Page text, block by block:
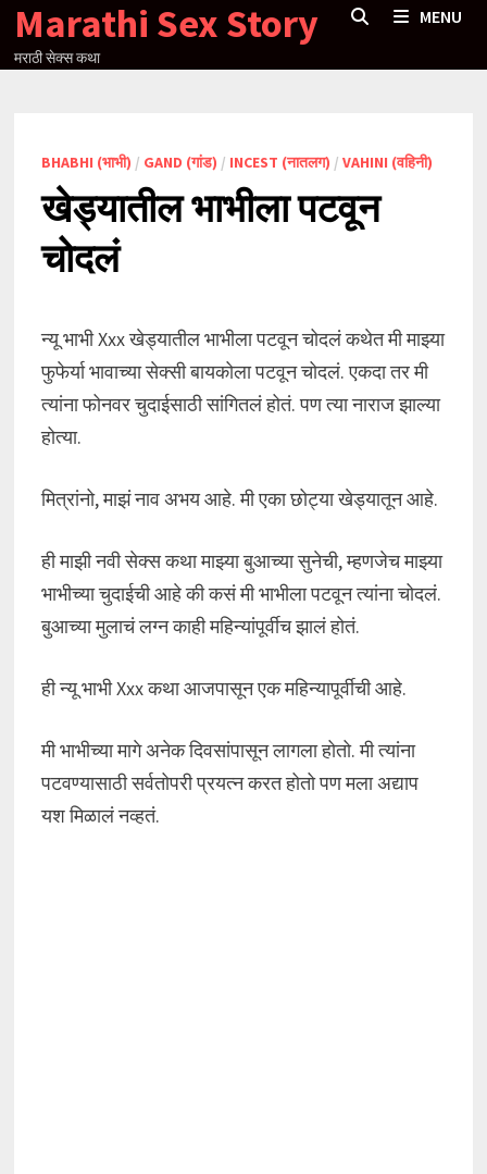
Skip
content
Marathi Sex Story
मराठी सेक्स कथा
MENU
BHABHI (भाभी) / GAND (गांड) / INCEST (नातलग) / VAHINI (वहिनी)
खेड्यातील भाभीला पटवून
चोदलं
न्यू भाभी Xxx खेड्यातील भाभीला पटवून चोदलं कथेत मी माझ्या
फुफेर्या भावाच्या सेक्सी बायकोला पटवून चोदलं. एकदा तर मी
त्यांना फोनवर चुदाईसाठी सांगितलं होतं. पण त्या नाराज झाल्या
होत्या.
मित्रांनो, माझं नाव अभय आहे. मी एका छोट्या खेड्यातून आहे.
ही माझी नवी सेक्स कथा माझ्या बुआच्या सुनेची, म्हणजेच माझ्या
भाभीच्या चुदाईची आहे की कसं मी भाभीला पटवून त्यांना चोदलं.
बुआच्या मुलाचं लग्न काही महिन्यांपूर्वीच झालं होतं.
ही न्यू भाभी Xxx कथा आजपासून एक महिन्यापूर्वीची आहे.
मी भाभीच्या मागे अनेक दिवसांपासून लागला होतो. मी त्यांना
पटवण्यासाठी सर्वतोपरी प्रयत्न करत होतो पण मला अद्याप
यश मिळालं नव्हतं.